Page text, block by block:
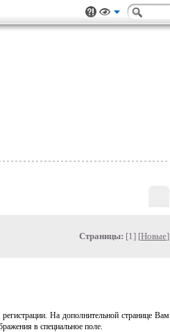
Страницы: [1] [Новые]
На дополнительной странице Вам
в специальное поле.